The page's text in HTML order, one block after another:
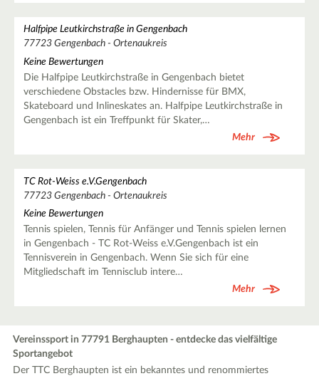
Halfpipe Leutkirchstraße in Gengenbach
77723 Gengenbach - Ortenaukreis
Keine Bewertungen
Die Halfpipe Leutkirchstraße in Gengenbach bietet
verschiedene Obstacles bzw. Hindernisse für BMX,
Skateboard und Inlineskates an. Halfpipe Leutkirchstraße in
Gengenbach ist ein Treffpunkt für Skater,…
Mehr
TC Rot-Weiss e.V.Gengenbach
77723 Gengenbach - Ortenaukreis
Keine Bewertungen
Tennis spielen, Tennis für Anfänger und Tennis spielen lernen
in Gengenbach - TC Rot-Weiss e.V.Gengenbach ist ein
Tennisverein in Gengenbach. Wenn Sie sich für eine
Mitgliedschaft im Tennisclub intere…
Mehr
Vereinssport in 77791 Berghaupten - entdecke das vielfältige
Sportangebot
Der TTC Berghaupten ist ein bekanntes und renommiertes